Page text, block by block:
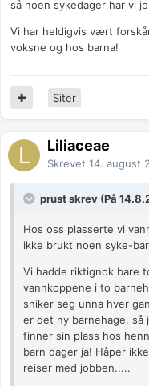
så noen sykedager har vi
Vi har heldigvis vært
voksne og hos barna!
Siter
Liliaceae
Skrevet 14. august
prust skrev (På
Hos oss plasserte vi
ikke brukt noen syke-
Vi hadde riktignok bare
vannkoppene i to
sniker seg unna hver
er det ny barnehage, så
finner sin plass hos
barn dager ja! Håper
reiser med jobben.....